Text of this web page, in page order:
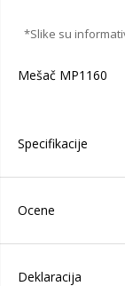
*Slike su
Mešač MP1160
Specifikacije
Ocene
Deklaracija